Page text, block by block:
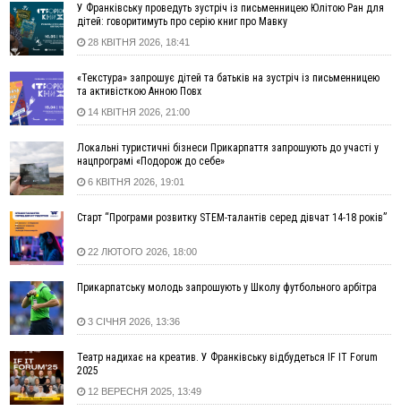
організацію «КОД 7'Я», аби підтримувати військових та їхні
сім'ї
15:57
У Коломиї на одній з вулиць встановлять комплекс
автоматичної фіксації швидкості
15:29
Війна забрала життя трьох воїнів з Прикарпаття
15:00
На Закарпатті викрили масштабну схему незаконного
14:31
«Багато питань буде знято». На громадських слуханнях в
Яремче обговорили, як вирішити питання джипінгу в
Карпатах
13:54
5 «тихих» хвороб, які виявляє профілактичне обстеження
13:30
ФОТО
нового руху
12:57
У Франківську зафіксували найбільшу спеку за всю історію
спостережень
12:24
Лікування наркоманії Київ: чому важливо розпочати
терапію якомога раніше
12:00
Франківця, який у Косові викрав за магазину понад 640
тисяч гривень у валюті, засудили до 5 років
11:50
Податкова передасть в Міноборони для "Оберегу" дані про
У Франківську проведуть зустріч із письменницею Юлітою Ран для
дітей: говоритимуть про серію книг про Мавку
28 КВІТНЯ 2026, 18:41
«Текстура» запрошує дітей та батьків на зустріч із письменницею
та активісткою Анною Повх
14 КВІТНЯ 2026, 21:00
Локальні туристичні бізнеси Прикарпаття запрошують до участі у
нацпрограмі «Подорож до себе»
6 КВІТНЯ 2026, 19:01
Старт “Програми розвитку STEM-талантів серед дівчат 14-18 років”
22 ЛЮТОГО 2026, 18:00
Прикарпатську молодь запрошують у Школу футбольного арбітра
3 СІЧНЯ 2026, 13:36
Театр надихає на креатив. У Франківську відбудеться IF IT Forum
2025
12 ВЕРЕСНЯ 2025, 13:49